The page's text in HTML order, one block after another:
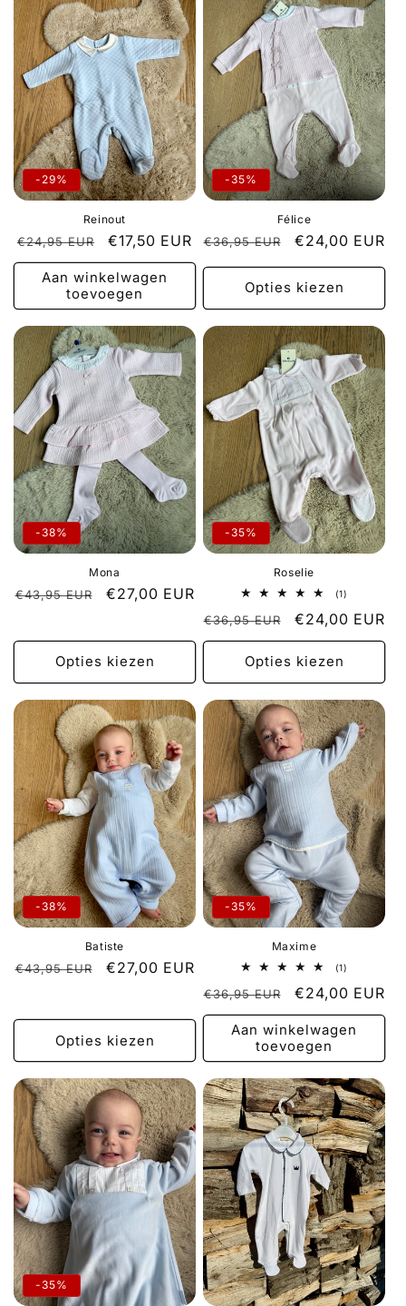
-29%
Reinout
Normale
prijs
€24,95 EUR Aanbiedingsprijs
€17,50 EUR
Aan winkelwagen
toevoegen
-35%
Félice
Normale
€36,95 EUR €24,00 EUR
Opties kiezen
-38%
Mona
Normale
€43,95 EUR Aanbiedingsprijs
€27,00 EUR
Opties kiezen
-35%
Roselie
(1)
aantal
Normale
prijs
€36,95 EUR €24,00 EUR
Opties kiezen
-38%
Batiste
Normale
€43,95 EUR Aanbiedingsprijs
€27,00 EUR
Opties kiezen
-35%
Maxime
(1)
aantal
Normale
prijs
€36,95 EUR €24,00 EUR
Aan winkelwagen
toevoegen
-35%